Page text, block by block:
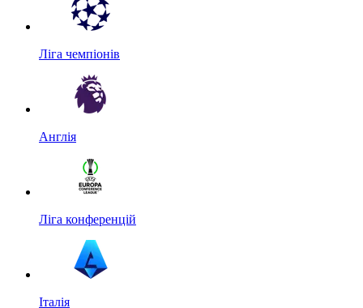
Ліга чемпіонів
Англія
Ліга конференцій
Італія